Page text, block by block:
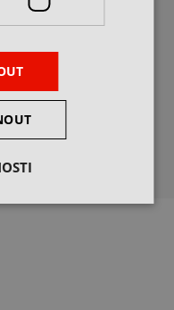
POPTÁVKY
VÝDEJ ZBOŽÍ